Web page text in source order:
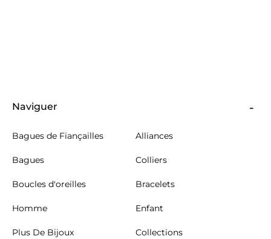
Naviguer
Bagues de Fiançailles Alliances
Bagues Colliers
Boucles d'oreilles Bracelets
Homme Enfant
Plus De Bijoux Collections